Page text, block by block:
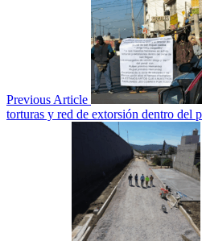
Previous Article
torturas y red de extorsión dentro del